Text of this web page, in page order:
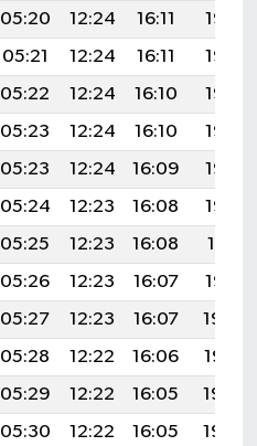
05:20 12:24 16:11
19:19
05:21 12:24 16:11
19:18
05:22 12:24 16:10
19:16
05:23 12:24 16:10
19:15
05:23 12:24 16:09
19:14
05:24 12:23 16:08
19:12
05:25 12:23 16:08
19:11
05:26 12:23 16:07
19:10
05:27 12:23 16:07
19:08
05:28 12:22 16:06
19:07
05:29 12:22 16:05
19:06
05:30 12:22 16:05
19:04